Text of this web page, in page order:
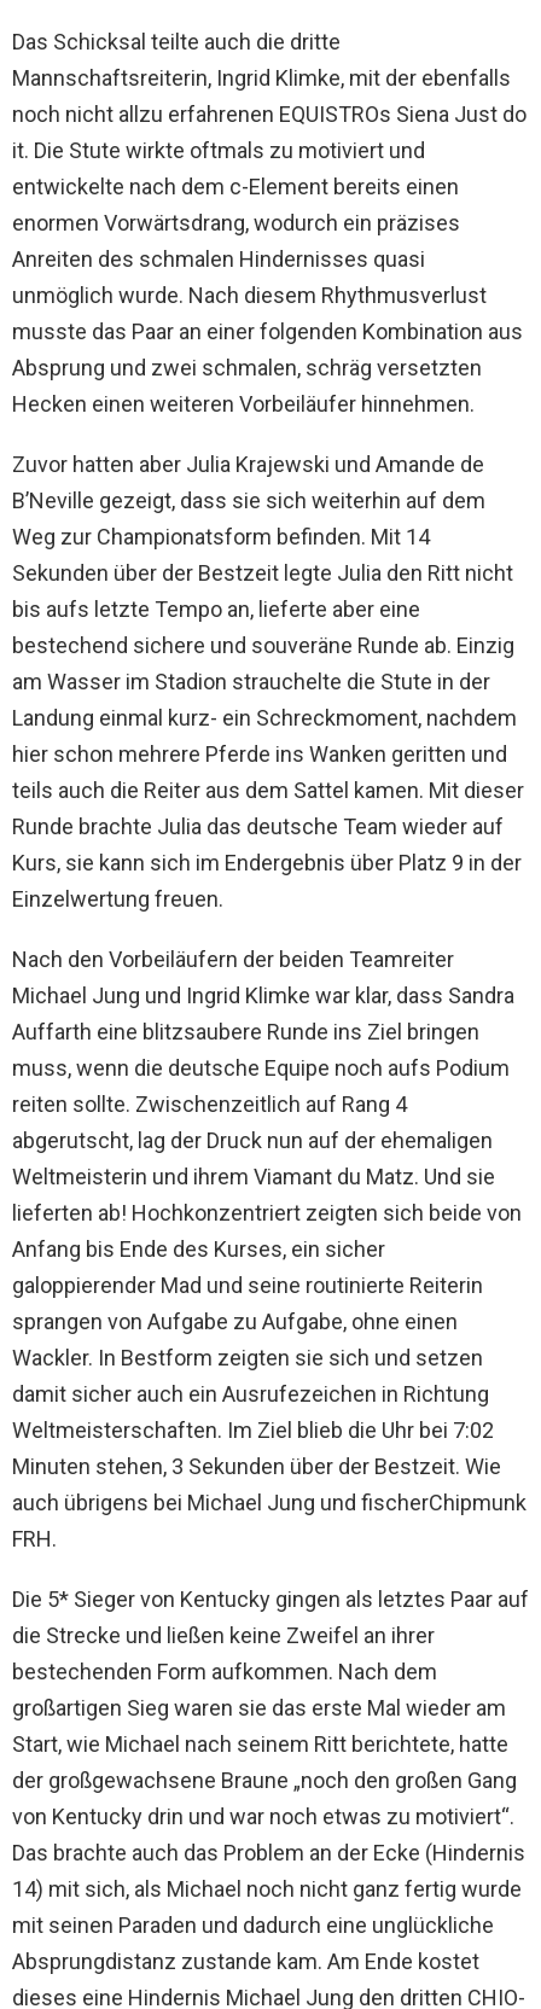
Das Schicksal teilte auch die dritte
Mannschaftsreiterin, Ingrid Klimke, mit der ebenfalls
noch nicht allzu erfahrenen EQUISTROs Siena Just do
it. Die Stute wirkte oftmals zu motiviert und
entwickelte nach dem c-Element bereits einen
enormen Vorwärtsdrang, wodurch ein präzises
Anreiten des schmalen Hindernisses quasi
unmöglich wurde. Nach diesem Rhythmusverlust
musste das Paar an einer folgenden Kombination aus
Absprung und zwei schmalen, schräg versetzten
Hecken einen weiteren Vorbeiläufer hinnehmen.
Zuvor hatten aber Julia Krajewski und Amande de
B’Neville gezeigt, dass sie sich weiterhin auf dem
Weg zur Championatsform befinden. Mit 14
Sekunden über der Bestzeit legte Julia den Ritt nicht
bis aufs letzte Tempo an, lieferte aber eine
bestechend sichere und souveräne Runde ab. Einzig
am Wasser im Stadion strauchelte die Stute in der
Landung einmal kurz- ein Schreckmoment, nachdem
hier schon mehrere Pferde ins Wanken geritten und
teils auch die Reiter aus dem Sattel kamen. Mit dieser
Runde brachte Julia das deutsche Team wieder auf
Kurs, sie kann sich im Endergebnis über Platz 9 in der
Einzelwertung freuen.
Nach den Vorbeiläufern der beiden Teamreiter
Michael Jung und Ingrid Klimke war klar, dass Sandra
Auffarth eine blitzsaubere Runde ins Ziel bringen
muss, wenn die deutsche Equipe noch aufs Podium
reiten sollte. Zwischenzeitlich auf Rang 4
abgerutscht, lag der Druck nun auf der ehemaligen
Weltmeisterin und ihrem Viamant du Matz. Und sie
lieferten ab! Hochkonzentriert zeigten sich beide von
Anfang bis Ende des Kurses, ein sicher
galoppierender Mad und seine routinierte Reiterin
sprangen von Aufgabe zu Aufgabe, ohne einen
Wackler. In Bestform zeigten sie sich und setzen
damit sicher auch ein Ausrufezeichen in Richtung
Weltmeisterschaften. Im Ziel blieb die Uhr bei 7:02
Minuten stehen, 3 Sekunden über der Bestzeit. Wie
auch übrigens bei Michael Jung und fischerChipmunk
FRH.
Die 5* Sieger von Kentucky gingen als letztes Paar auf
die Strecke und ließen keine Zweifel an ihrer
bestechenden Form aufkommen. Nach dem
großartigen Sieg waren sie das erste Mal wieder am
Start, wie Michael nach seinem Ritt berichtete, hatte
der großgewachsene Braune „noch den großen Gang
von Kentucky drin und war noch etwas zu motiviert“.
Das brachte auch das Problem an der Ecke (Hindernis
14) mit sich, als Michael noch nicht ganz fertig wurde
mit seinen Paraden und dadurch eine unglückliche
Absprungdistanz zustande kam. Am Ende kostet
dieses eine Hindernis Michael Jung den dritten CHIO-